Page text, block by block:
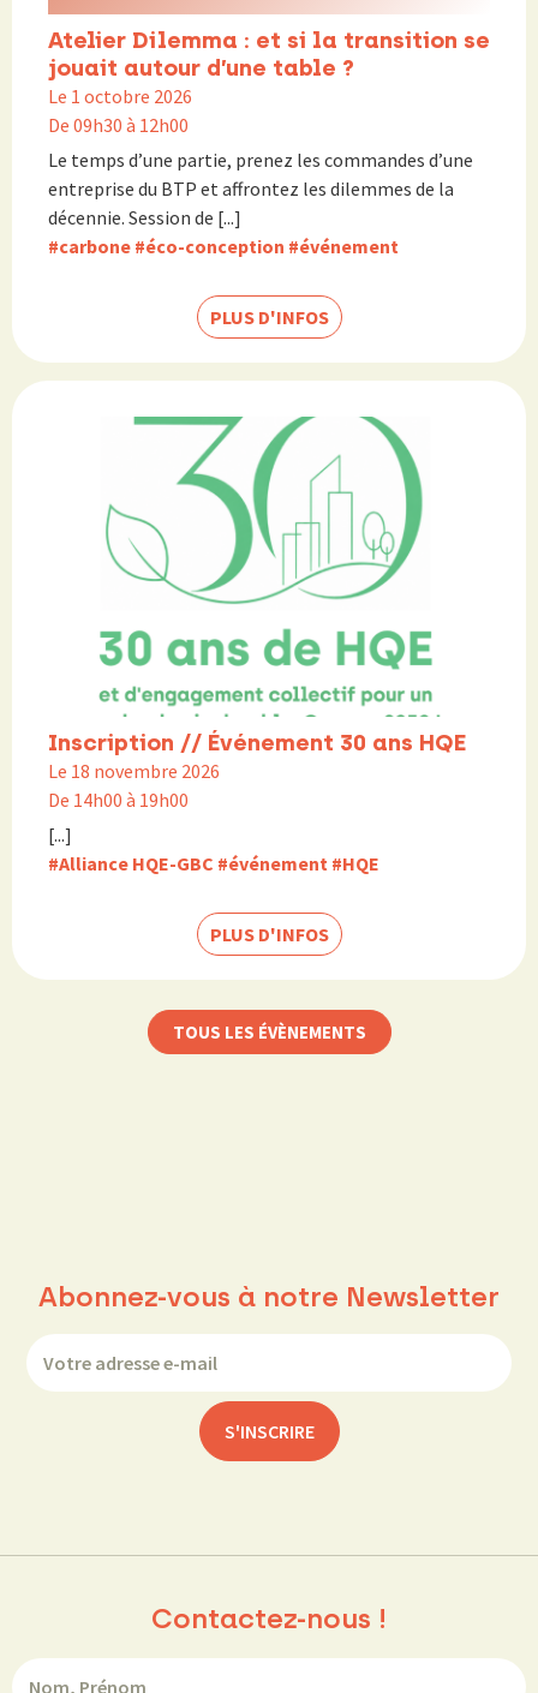
Atelier Dilemma : et si la transition se
jouait autour d’une table ?
Le 1 octobre 2026
De 09h30 à 12h00
Le temps d’une partie, prenez les commandes d’une
entreprise du BTP et affrontez les dilemmes de la
décennie. Session de [...]
#carbone #éco-conception #événement
PLUS D'INFOS
Inscription // Événement 30 ans HQE
Le 18 novembre 2026
De 14h00 à 19h00
[...]
#Alliance HQE-GBC #événement #HQE
PLUS D'INFOS
TOUS LES ÉVÈNEMENTS
Abonnez-vous à notre Newsletter
Contactez-nous !